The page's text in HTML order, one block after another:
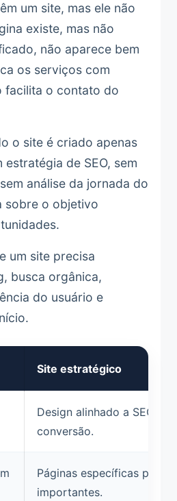
um site, mas ele não
existe, mas não
não aparece bem
os serviços com
facilita o contato do
o site é criado apenas
de SEO, sem
análise da jornada do
sobre o objetivo
um site precisa
busca orgânica,
do usuário e
Site estratégico
Design alinhado a SEO,
conversão.
Páginas específicas para
importantes.